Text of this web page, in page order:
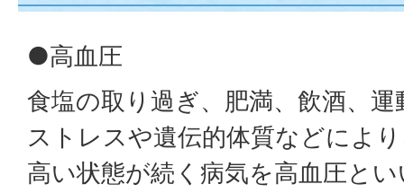
●高血圧
食塩の取り過ぎ、肥満、飲酒、運
ストレスや遺伝的体質などによ
高い状態が続く病気を高血圧と